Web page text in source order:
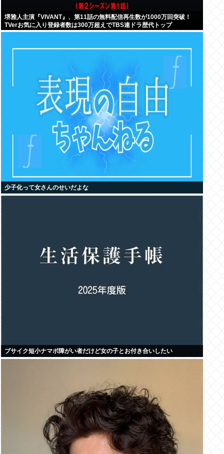
堺雅人主演『VIVANT』、第11話の無料配信再生数が1000万回突破！
TVerお気に入り登録者数は300万超えでTBS連ドラ歴代トップ
少子化って女さんのせいだよな
ブサイク短小ナマポ障がい者だけど女の子とお付き合いしたい